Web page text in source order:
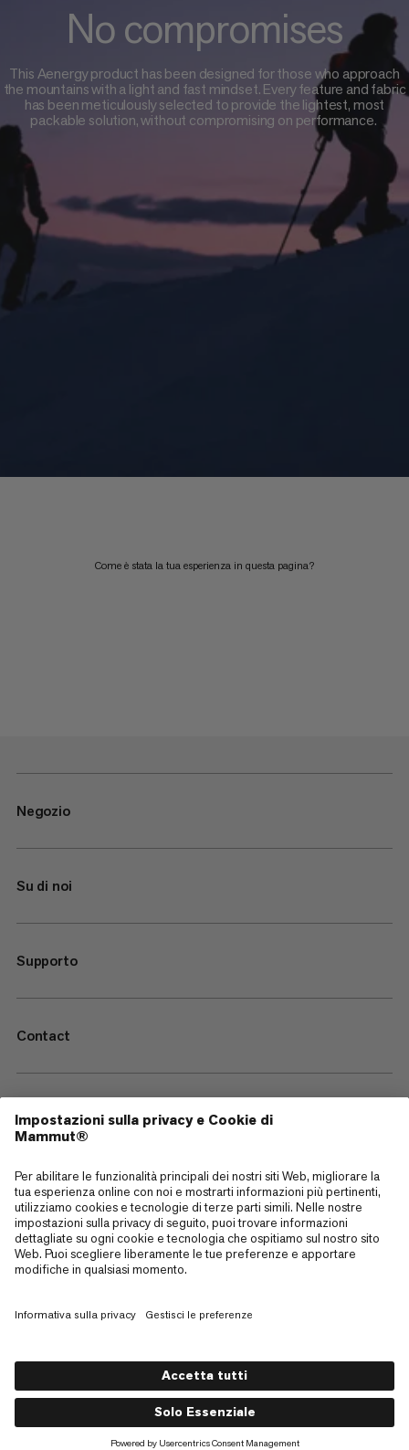
No compromises
This Aenergy product has been designed for those who approach
the mountains with a light and fast mindset. Every feature and fabric
has been meticulously selected to provide the lightest, most
packable solution, without compromising on performance.
Come è stata la tua esperienza in questa pagina?
Negozio
Su di noi
Supporto
Contact
—
Sitemap
Cookies
Note legali
Politica sulla Privacy dei Dati